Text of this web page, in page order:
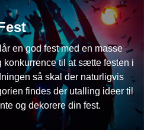
en god fest med en masse
til at sætte festen i
så skal der naturligvis
findes der utalling ideer til
og dekorere din fest.